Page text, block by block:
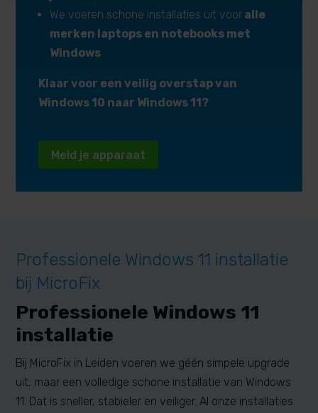
We voeren schone installaties uit voor alle
merken laptops en notebooks met
Windows
Klaar voor een veilig overstap van
Windows 10 naar Windows 11?
Meld je apparaat
Professionele Windows 11 installatie
bij MicroFix
Professionele Windows 11
installatie
Bij MicroFix in Leiden voeren we géén simpele upgrade
uit, maar een volledige schone installatie van Windows
11. Dat is sneller, stabieler en veiliger. Al onze installaties